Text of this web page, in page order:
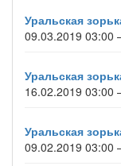
Уральская
09.03.2019 03:00
Уральская
16.02.2019 03:00
Уральская
09.02.2019 03:00